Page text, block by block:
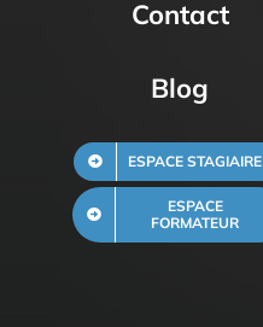
Contact
Blog
ESPACE STAGIAIRE
ESPACE
FORMATEUR